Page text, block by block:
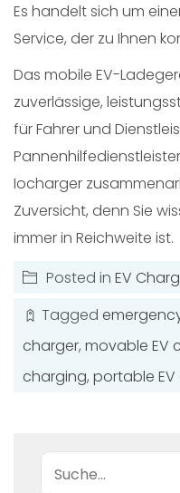
Es handelt sich um
Service, der zu Ihnen
Das mobile EV-
zuverlässige,
für Fahrer und
Iocharger
Zuversicht, denn Sie
immer in Reichweite ist.
Posted in EV
Tagged
charger, movable EV
charging, portable
Suche